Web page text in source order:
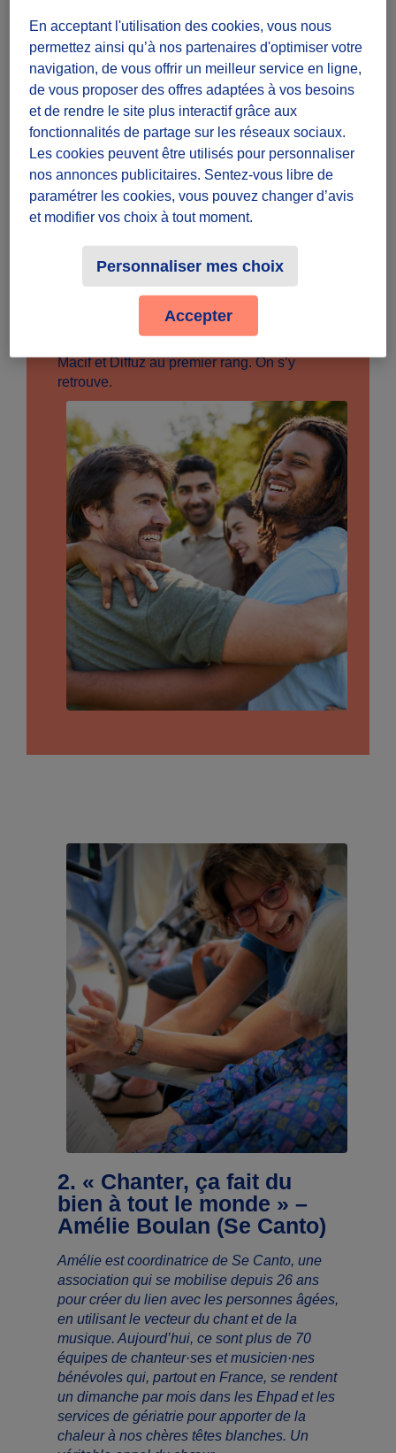
c’est l’occasion de prendre le pli pour
l’année, en déconstruisant au passage
quelques idées reçues
: même consommé
avec modération, même pour un verre de vin
par jour, l’alcool n’est pas bon pour la santé.
Et c’est d’abord un sujet chez les seniors.
Collège fou, fou, fou.
Les places allant à
nouveau partir très vite, jetez donc un œil sur
la programmation –
et les réservations– de
l’Université de la Terre, le grand rendez-vous
des défenseur·ses de notre planète, à
l’Unesco (Paris) les 14 et 15 mars prochain,
qui fête cette année ses 20 ans. Biodiversité,
l’engagement seront au rendez-vous pour
Macif et Diffuz au premier rang. On s’y
retrouve.
2. « Chanter, ça fait du
bien à tout le monde » –
Amélie Boulan (Se Canto)
Amélie est coordinatrice de Se Canto, une
association qui se mobilise depuis 26 ans
pour créer du lien avec les personnes âgées,
en utilisant le vecteur du chant et de la
musique. Aujourd’hui, ce sont plus de 70
équipes de chanteur·ses et musicien·nes
bénévoles qui, partout en France, se rendent
un dimanche par mois dans les Ehpad et les
services de gériatrie pour apporter de la
chaleur à nos chères têtes blanches. Un
En acceptant l'utilisation des cookies, vous nous
permettez ainsi qu’à nos partenaires d'optimiser votre
navigation, de vous offrir un meilleur service en ligne,
de vous proposer des offres adaptées à vos besoins
et de rendre le site plus interactif grâce aux
fonctionnalités de partage sur les réseaux sociaux.
Les cookies peuvent être utilisés pour personnaliser
nos annonces publicitaires. Sentez-vous libre de
paramétrer les cookies, vous pouvez changer d’avis
et modifier vos choix à tout moment.
Personnaliser mes choix
Accepter